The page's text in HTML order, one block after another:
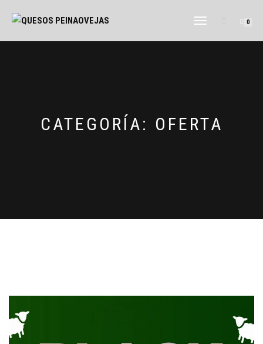
CAMBIAR
NAVEGACIÓN
0
CATEGORÍA: OFERTA